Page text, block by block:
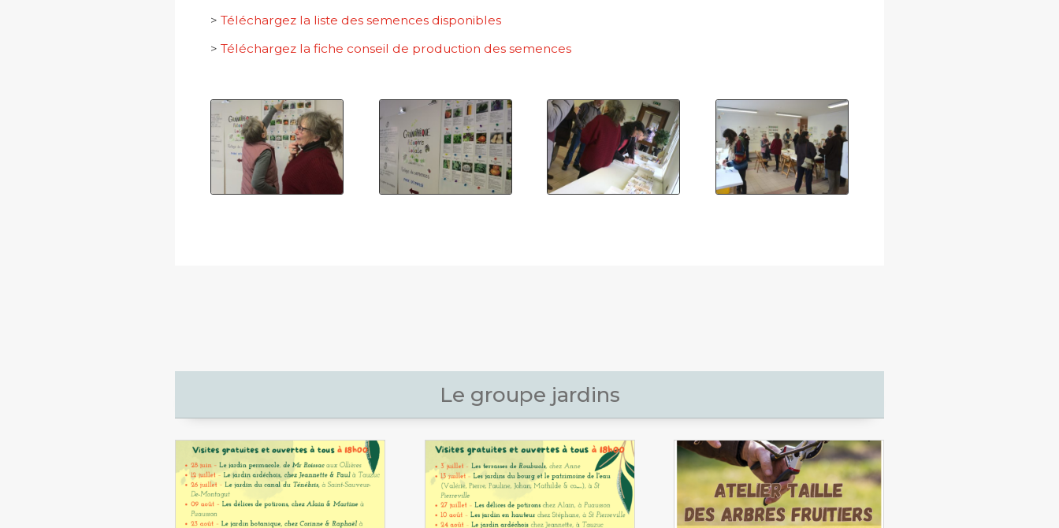
> Téléchargez la liste des semences disponibles
> Téléchargez la fiche conseil de production des semences
Le groupe jardins